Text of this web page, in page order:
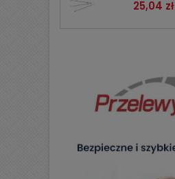
Cena
25,04 zł